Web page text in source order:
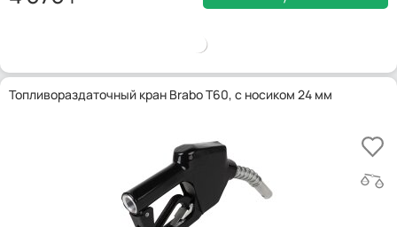
Топливораздаточный кран Brabo T60, с носиком 24 мм